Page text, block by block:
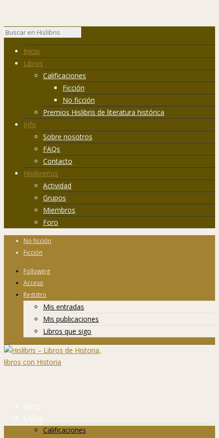
Inicio
Libros
Calificaciones
Ficción
No ficción
Premios Hislibris de literatura histórica
Info
Sobre nosotros
FAQs
Contacto
Hislibreños
Actividad
Grupos
Miembros
Foro
No ficción
Ficción
Following
Acceso
Registro
Mis entradas
Mis publicaciones
Libros que sigo
Inicio
Libros
Calificaciones